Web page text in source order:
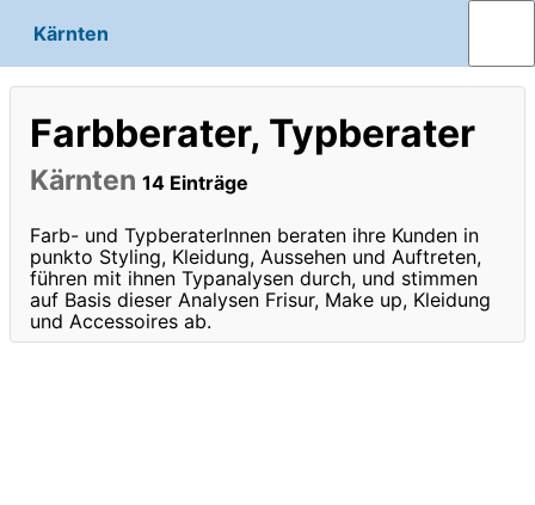
Kärnten
Farbberater, Typberater
Kärnten 14 Einträge
Farb- und TypberaterInnen beraten ihre Kunden in
punkto Styling, Kleidung, Aussehen und Auftreten,
führen mit ihnen Typanalysen durch, und stimmen
auf Basis dieser Analysen Frisur, Make up, Kleidung
und Accessoires ab.